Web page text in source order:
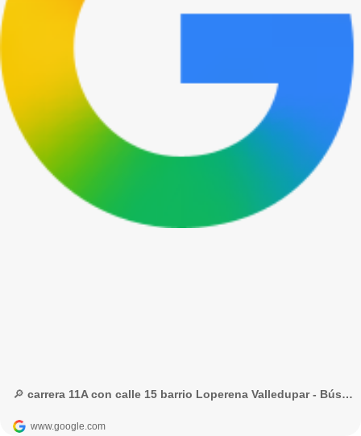
🔎 carrera 11A con calle 15 barrio Loperena Valledupar - Búsqueda de Google
www.google.com